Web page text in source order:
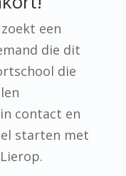
een
die dit
die
contact en
starten met